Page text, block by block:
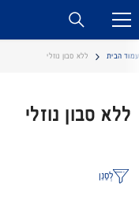
דלג לתוכן
עמוד הבית ללא סבון נוזלי
ללא סבון נוזלי
לְסַנֵן